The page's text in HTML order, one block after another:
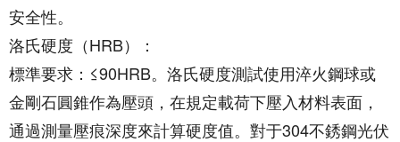
安全性。
洛氏硬度（HRB）：
標準要求：≤90HRB。洛氏硬度測試使用淬火鋼球或
金剛石圓錐作為壓頭，在規定載荷下壓入材料表面，
通過測量壓痕深度來計算硬度值。對于304不銹鋼光伏